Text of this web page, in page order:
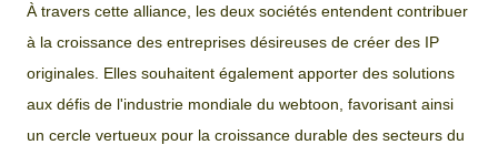
À travers cette alliance, les deux sociétés entendent contribuer
à la croissance des entreprises désireuses de créer des IP
originales. Elles souhaitent également apporter des solutions
aux défis de l'industrie mondiale du webtoon, favorisant ainsi
un cercle vertueux pour la croissance durable des secteurs du